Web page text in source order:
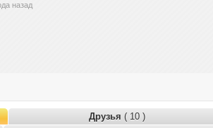
назад
Друзья ( 10 )